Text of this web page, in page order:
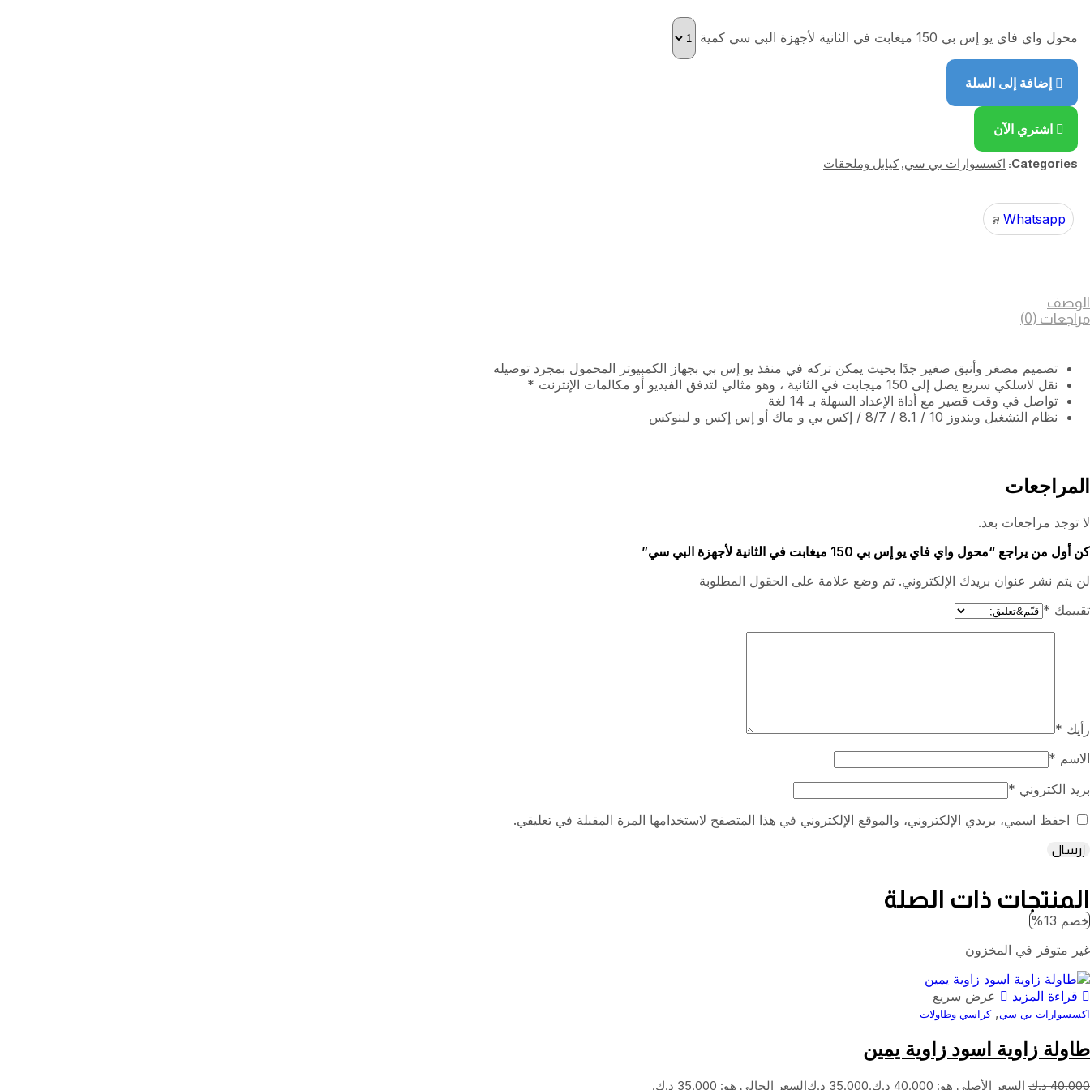
محول واي فاي يو إس بي 150 ميغابت في الثانية لأجهزة البي سي كمية
إضافة إلى السلة
اشتري الآن
Categories: اكسسوارات بي سي,كيابل وملحقات
Whatsapp
الوصف
مراجعات (0)
تصميم مصغر وأنيق صغير جدًا بحيث يمكن تركه في منفذ يو إس بي بجهاز الكمبيوتر المحمول بمجرد توصيله
نقل لاسلكي سريع يصل إلى 150 ميجابت في الثانية ، وهو مثالي لتدفق الفيديو أو مكالمات الإنترنت *
تواصل في وقت قصير مع أداة الإعداد السهلة بـ 14 لغة
نظام التشغيل ويندوز 10 / 8.1 / 8/7 / إكس بي و ماك أو إس إكس و لينوكس
المراجعات
لا توجد مراجعات بعد.
كن أول من يراجع “محول واي فاي يو إس بي 150 ميغابت في الثانية لأجهزة البي سي”
لن يتم نشر عنوان بريدك الإلكتروني. تم وضع علامة على الحقول المطلوبة
تقييمك *
رأيك *
الاسم *
بريد الكتروني *
احفظ اسمي، بريدي الإلكتروني، والموقع الإلكتروني في هذا المتصفح لاستخدامها المرة المقبلة في تعليقي.
المنتجات ذات الصلة
خصم 13%
غير متوفر في المخزون
قراءة المزيد عرض سريع
اكسسوارات بي سي,كراسي وطاولات
طاولة زاوية اسود زاوية يمين
40.000 د.ك السعر الأصلي هو: 40.000 د.ك. 35.000 د.كالسعر الحالي هو: 35.000 د.ك.